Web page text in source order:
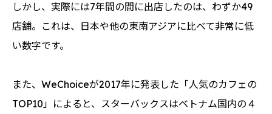
しかし、実際には7年間の間に出店したのは、わずか49
店舗。これは、日本や他の東南アジアに比べて非常に低
い数字です。
また、WeChoiceが2017年に発表した「人気のカフェの
TOP10」によると、スターバックスはベトナム国内の４